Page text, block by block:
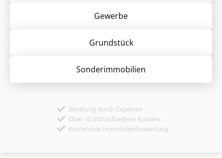
Gewerbe
Grund­stück
Sonder­immobilien
Beratung durch Experten
Über 10.000 zufriedene Kunden
Kostenlose Immobilienbewertung